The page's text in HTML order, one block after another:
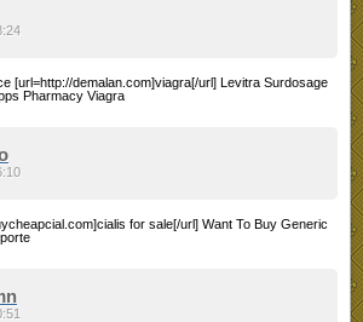
[url=http://demalan.com]viagra[/url] Levitra Surdosage
Pharmacy Viagra
for sale[/url] Want To Buy Generic